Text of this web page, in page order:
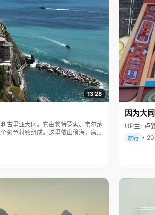
13:28
古里亚大区。它由蒙特罗索、韦尔纳
彩色村镇组成。这里依山傍海，房屋
因为大同
UP主: 卢
旅行 •